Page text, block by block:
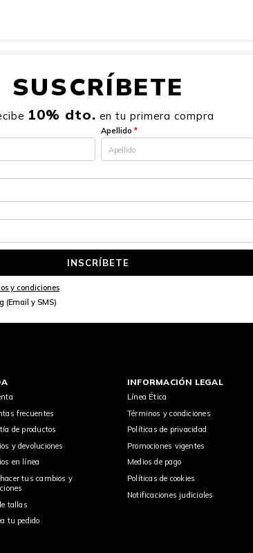
SUSCRÍBETE
10% dto. en tu primera compra
Apellido *
INSCRÍBETE
y condiciones
(Email y SMS)
frecuentes
de productos
y devoluciones
en línea
tus cambios y
tallas
tu pedido
INFORMACIÓN LEGAL
Línea Ética
Términos y condiciones
Políticas de privacidad
Promociones vigentes
Medios de pago
Políticas de cookies
Notificaciones judiciales